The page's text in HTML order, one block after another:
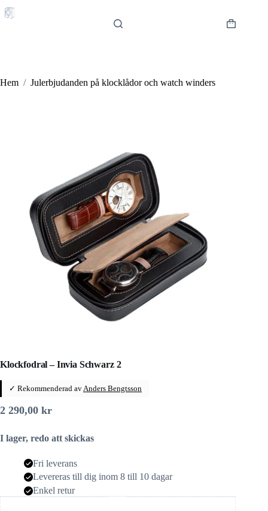
till
Varukorg
Hem / Julerbjudanden på klocklådor och watch winders
Klockfodral – Invia Schwarz 2
✓ Rekommenderad av Anders Bengtsson
2 290,00 kr
I lager, redo att skickas
Fri leverans
Levereras till dig inom 8 till 10 dagar
Enkel retur